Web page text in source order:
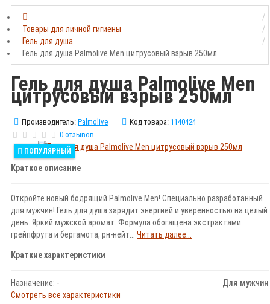
Товары для личной гигиены
Гель для душа
Гель для душа Palmolive Men цитрусовый взрыв 250мл
Гель для душа Palmolive Men
цитрусовый взрыв 250мл
Производитель: Palmolive Код товара: 1140424
0 отзывов
ПОПУЛЯРНЫЙ
Краткое описание
Откройте новый бодрящий Palmolive Men! Специально разработанный
для мужчин! Гель для душа зарядит энергией и уверенностью на целый
день. Яркий мужской аромат. Формула обогащена экстрактами
грейпфрута и бергамота, рн-нейт... Читать далее...
Краткие характеристики
Назначение: -
Для мужчин
Смотреть все характеристики